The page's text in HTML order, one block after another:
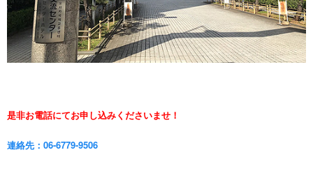
是非お電話にてお申し込みくださいませ！
連絡先：06-6779-9506